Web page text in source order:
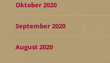
Oktober 2020
September 2020
August 2020